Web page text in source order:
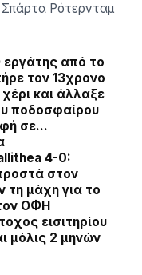
Ρότερνταμ
από το
τον 13χρονο
και άλλαξε
ποδοσφαίρου
σε…
4-0:
στον
τη μάχη για το
ΟΦΗ
εισιτηρίου
μόλις 2 μηνών